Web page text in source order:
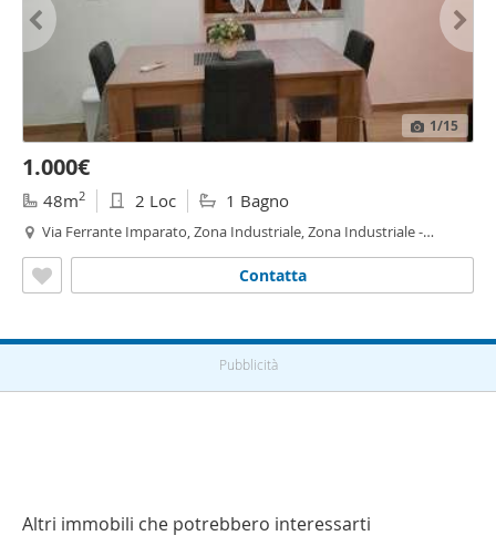
1/15
1.000€
48m2 2 Loc 1 Bagno
Via Ferrante Imparato, Zona Industriale, Zona Industriale -
Contatta
Pubblicità
Altri immobili che potrebbero interessarti